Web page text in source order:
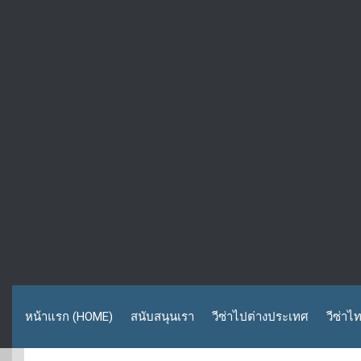
หน้าแรก (HOME) สนับสนุนเรา วีซ่าไปต่างประเทศ วีซ่าไ